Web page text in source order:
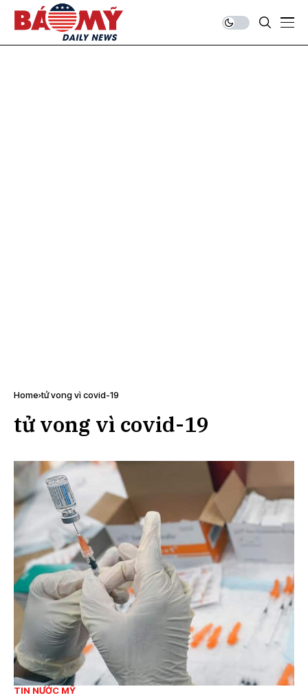
Home tử vong vì covid-19
tử vong vì covid-19
TIN NƯỚC MỸ